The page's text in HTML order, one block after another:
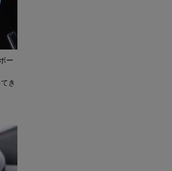
ー
き